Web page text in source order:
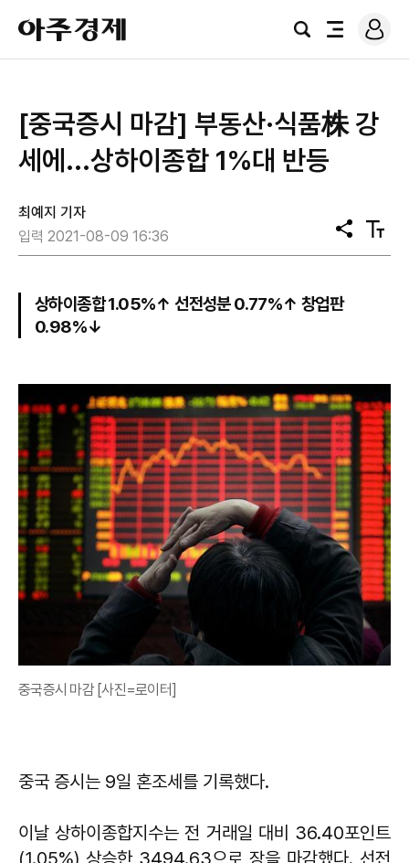
아
주
경
검
전
로
그
[중국증시 마감] 부동산·식품株 강
세에...상하이종합 1%대 반등
최예지 기자
입력 2021-08-09 16:36
공
유
텍
스
상하이종합 1.05%↑ 선전성분 0.77%↑ 창업판
0.98%↓
중국증시 마감 [사진=로이터]
중국 증시는 9일 혼조세를 기록했다.
이날 상하이종합지수는 전 거래일 대비 36.40포인트
(1.05%) 상승한 3494.63으로 장을 마감했다. 선전